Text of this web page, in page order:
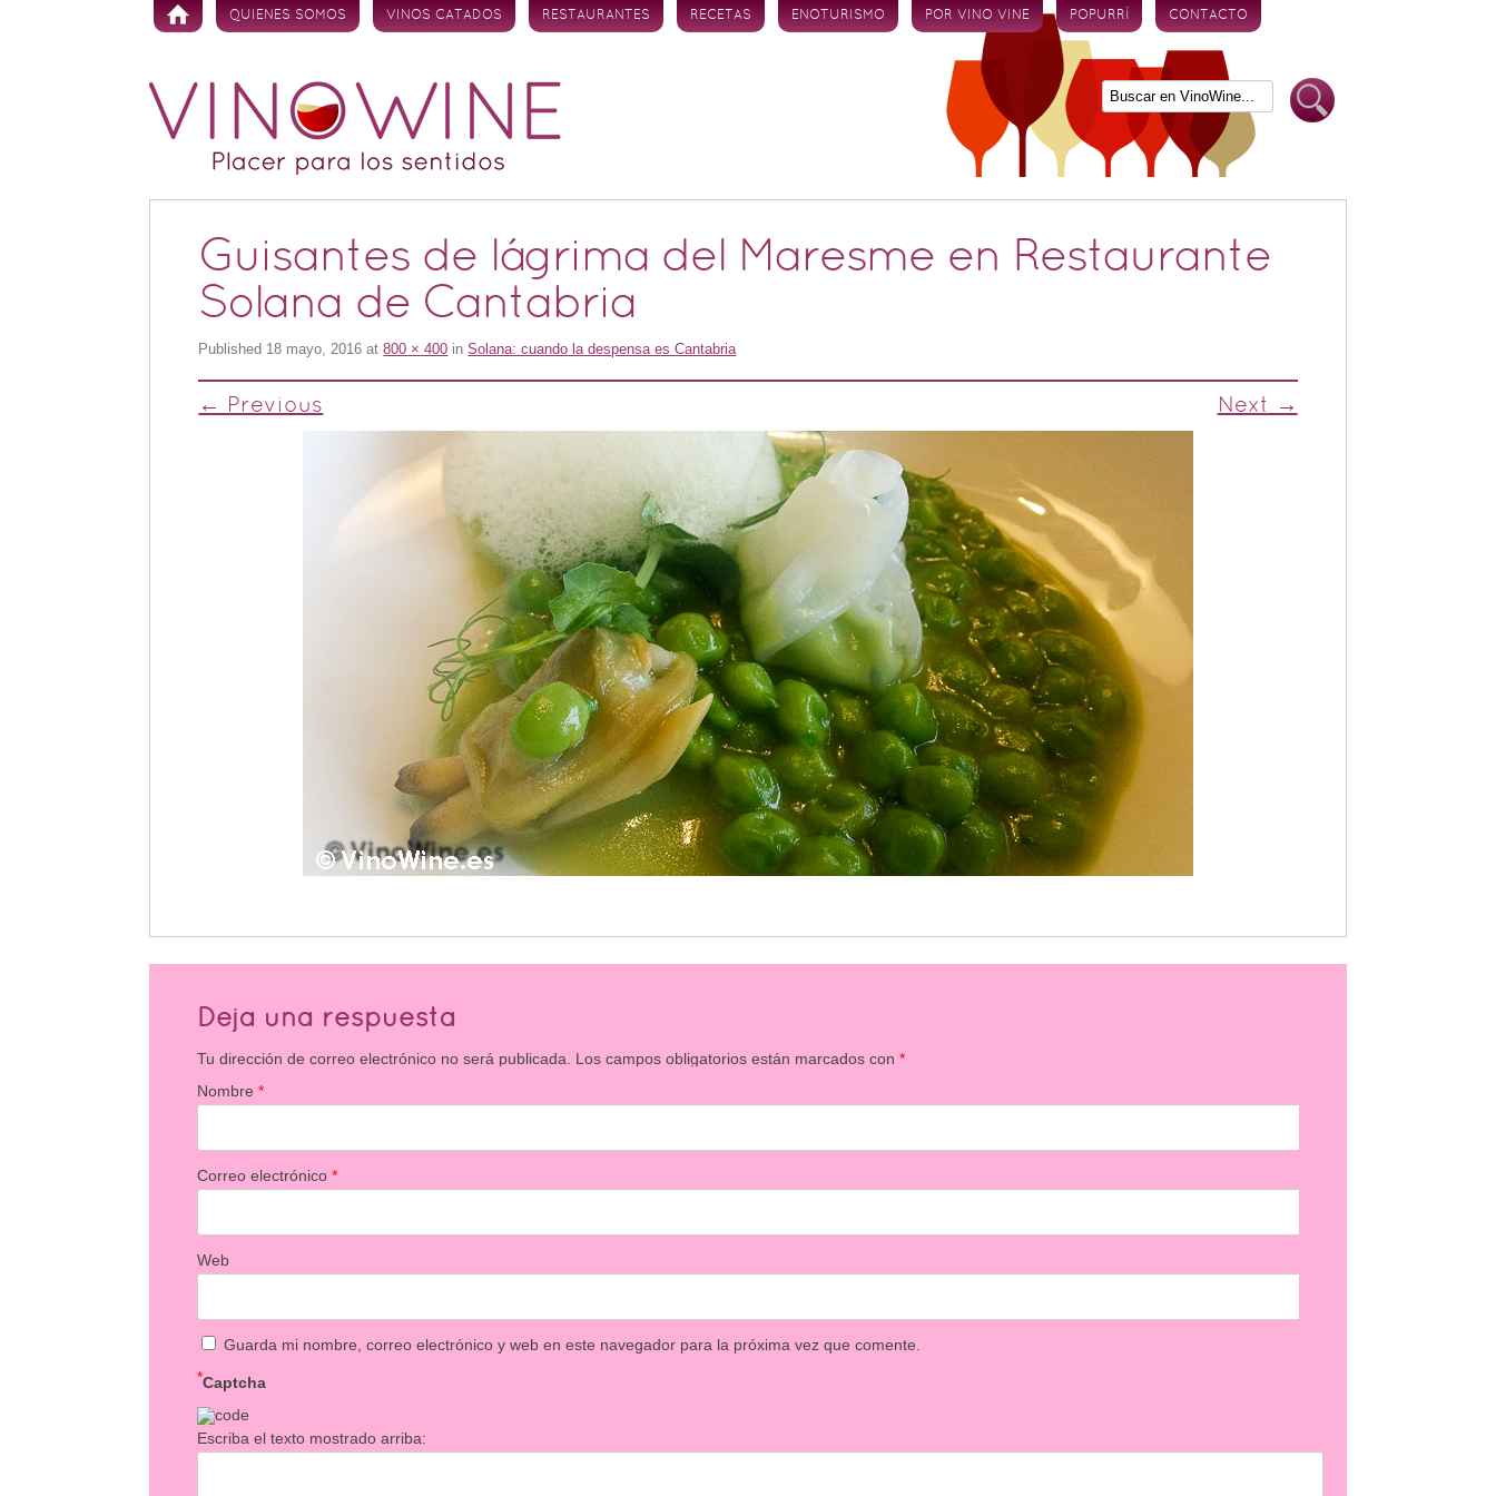
Skip to content
QUIENES SOMOS VINOS CATADOS RESTAURANTES RECETAS ENOTURISMO POR VINO VINE POPURRÍ CONTACTO
Guisantes de lágrima del Maresme en Restaurante
Solana de Cantabria
Published 18 mayo, 2016 at800 × 400 inSolana: cuando la despensa es Cantabria
← Previous Next →
Deja una respuesta
Tu dirección de correo electrónico no será publicada. Los campos obligatorios están marcados con*
Nombre*
Correo electrónico*
Web
Guarda mi nombre, correo electrónico y web en este navegador para la próxima vez que comente.
Captcha
*
Escriba el texto mostrado arriba: